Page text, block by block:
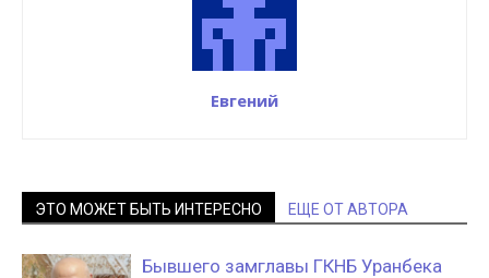
Евгений
ЭТО МОЖЕТ БЫТЬ ИНТЕРЕСНО ЕЩЕ ОТ АВТОРА
Бывшего замглавы ГКНБ Уранбека